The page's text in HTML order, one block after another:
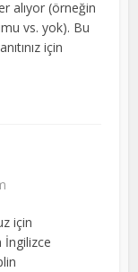
alıyor (örneğin
vs. yok). Bu
için
için
İngilizce